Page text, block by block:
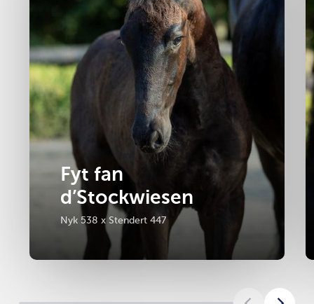
Fyt fan
d’Stockwiesen
Nyk 538 x Stendert 447